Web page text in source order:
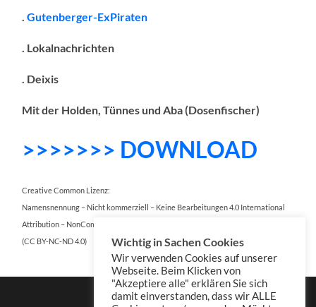
.Gutenberger-ExPiraten
. Lokalnachrichten
. Deixis
Mit der Holden, Tünnes und Aba (Dosenfischer)
>>>>>>> DOWNLOAD
Creative Common Lizenz:
Namensnennung – Nicht kommerziell – Keine Bearbeitungen 4.0 International
Attribution – NonCommercial – NoDerivatives 4.0 International
(CC BY-NC-ND 4.0)
Wichtig in Sachen Cookies
Wir verwenden Cookies auf unserer
Webseite. Beim Klicken von
"Akzeptiere alle" erklären Sie sich
damit einverstanden, dass wir ALLE